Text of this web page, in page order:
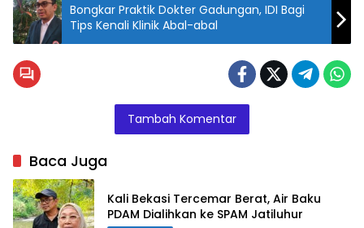
Bongkar Praktik Dokter Gadungan, IDI Bagi
Tips Kenali Klinik Abal-abal
Tambah Komentar
Baca Juga
Kali Bekasi Tercemar Berat, Air Baku
PDAM Dialihkan ke SPAM Jatiluhur